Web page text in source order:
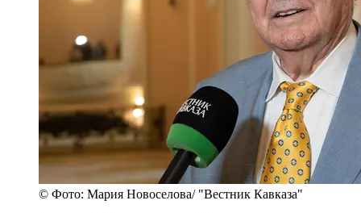
© Фото: Мария Новоселова/ "Вестник Кавказа"